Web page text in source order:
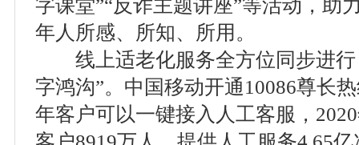
字课堂”“反诈主题讲座”等活动，助
年人所感、所知、所用。
线上适老化服务全方位同步进行
字鸿沟”。中国移动开通10086尊长
年客户可以一键接入人工客服，